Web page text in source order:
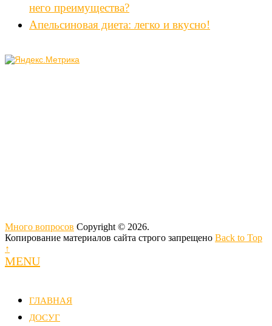
него преимущества?
Апельсиновая диета: легко и вкусно!
Много вопросов Copyright © 2026.
Копирование материалов сайта строго запрещено Back to Top
↑
MENU
ГЛАВНАЯ
ДОСУГ